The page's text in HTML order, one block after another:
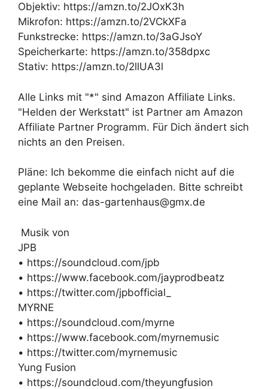
Objektiv: https://amzn.to/2JOxK3h
Mikrofon: https://amzn.to/2VCkXFa
Funkstrecke: https://amzn.to/3aGJsoY
Speicherkarte: https://amzn.to/358dpxc
Stativ: https://amzn.to/2llUA3l
Alle Links mit "*" sind Amazon Affiliate Links.
"Helden der Werkstatt" ist Partner am Amazon
Affiliate Partner Programm. Für Dich ändert sich
nichts an den Preisen.
Pläne: Ich bekomme die einfach nicht auf die
geplante Webseite hochgeladen. Bitte schreibt
eine Mail an: das-gartenhaus@gmx.de
Musik von
JPB
• https://soundcloud.com/jpb
• https://www.facebook.com/jayprodbeatz
• https://twitter.com/jpbofficial_
MYRNE
• https://soundcloud.com/myrne
• https://www.facebook.com/myrnemusic
• https://twitter.com/myrnemusic
Yung Fusion
• https://soundcloud.com/theyungfusion